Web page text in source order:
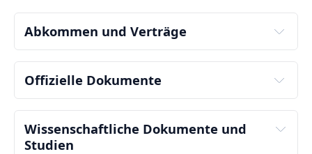
Abkommen und Verträge
Offizielle Dokumente
Offizielle Dokumente
nationale Gesetze
Wissenschaftliche Dokumente und
Studien